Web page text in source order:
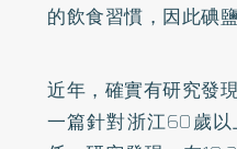
的飲食習慣，因此碘
近年，確實有研究發
一篇針對浙江60歲